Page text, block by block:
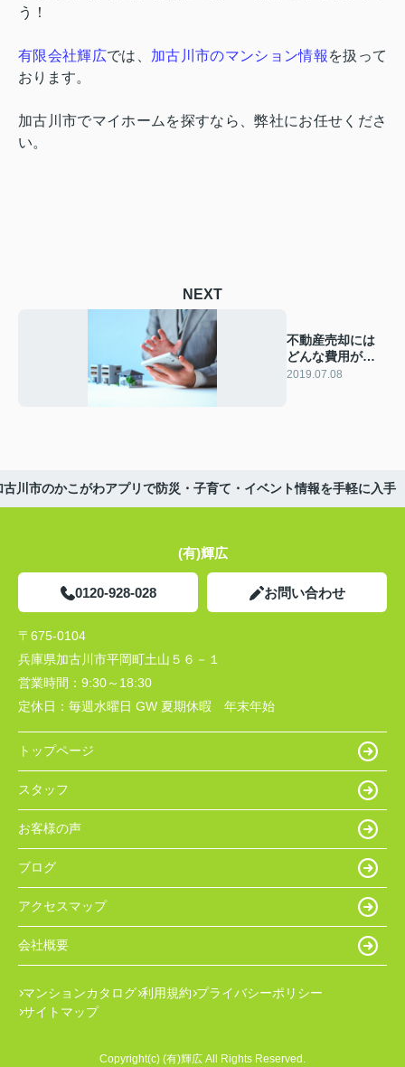
う！
有限会社輝広では、 加古川市のマンション情報 を扱って
おります。
加古川市でマイホームを探すなら、弊社にお任せくださ
い。
NEXT
不動産売却には
どんな費用がか
かる？
2019.07.08
古川市のかこがわアプリで防災・子育て・イベント情報を手軽に入手
(有)輝広
0120-928-028 お問い合わせ
〒675-0104
兵庫県加古川市平岡町土山５６－１
営業時間： 9:30～18:30
定休日： 毎週水曜日 GW 夏期休暇 年末年始
トップページ
スタッフ
お客様の声
ブログ
アクセスマップ
会社概要
マンションカタログ 利用規約 プライバシーポリシー
サイトマップ
Copyright(c) (有)輝広 All Rights Reserved.